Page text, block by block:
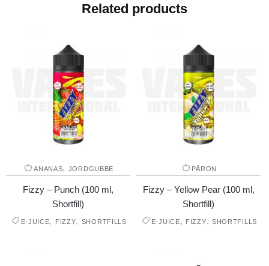
Related products
ANANAS, JORDGUBBE
Fizzy – Punch (100 ml,
Shortfill)
E-JUICE, FIZZY, SHORTFILLS
PÄRON
Fizzy – Yellow Pear (100 ml,
Shortfill)
E-JUICE, FIZZY, SHORTFILLS